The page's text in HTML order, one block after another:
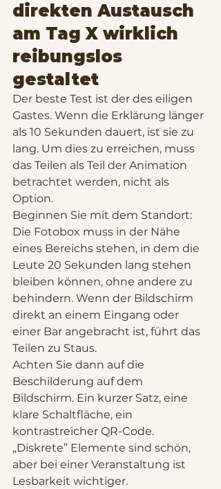
direkten Austausch
am Tag X wirklich
reibungslos
gestaltet
Der beste Test ist der des eiligen
Gastes. Wenn die Erklärung länger
als 10 Sekunden dauert, ist sie zu
lang. Um dies zu erreichen, muss
das Teilen als Teil der Animation
betrachtet werden, nicht als
Option.
Beginnen Sie mit dem Standort:
Die Fotobox muss in der Nähe
eines Bereichs stehen, in dem die
Leute 20 Sekunden lang stehen
bleiben können, ohne andere zu
behindern. Wenn der Bildschirm
direkt an einem Eingang oder
einer Bar angebracht ist, führt das
Teilen zu Staus.
Achten Sie dann auf die
Beschilderung auf dem
Bildschirm. Ein kurzer Satz, eine
klare Schaltfläche, ein
kontrastreicher QR-Code.
„Diskrete” Elemente sind schön,
aber bei einer Veranstaltung ist
Lesbarkeit wichtiger.